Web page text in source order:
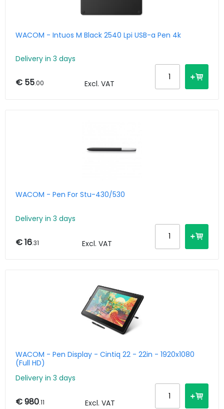
WACOM - Intuos M Black 2540 Lpi USB-a Pen 4k
Delivery in 3 days
€ 55.00 Excl. VAT
WACOM - Pen For Stu-430/530
Delivery in 3 days
€ 16.31 Excl. VAT
WACOM - Pen Display - Cintiq 22 - 22in - 1920x1080
(Full HD)
Delivery in 3 days
€ 980.11 Excl. VAT